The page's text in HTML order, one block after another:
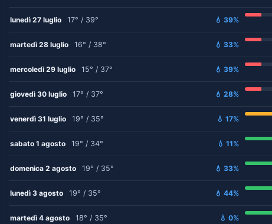
lunedì 27 luglio 17° / 39° 💧 39%
martedì 28 luglio 16° / 38° 💧 33%
mercoledì 29 luglio 15° / 37° 💧 39%
giovedì 30 luglio 17° / 37° 💧 28%
venerdì 31 luglio 19° / 35° 💧 17%
sabato 1 agosto 19° / 34° 💧 11%
domenica 2 agosto 19° / 35° 💧 33%
lunedì 3 agosto 19° / 35° 💧 44%
martedì 4 agosto 18° / 35° 💧 0%